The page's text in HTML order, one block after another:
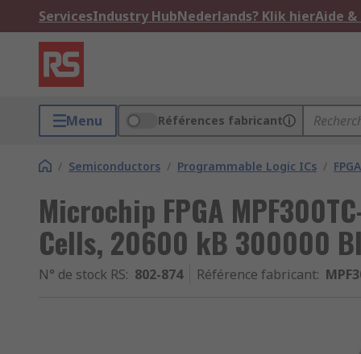
ServicesIndustry HubNederlands? Klik hierAide
Menu Références fabricant
/ Semiconductors / Programmable Logic ICs /
Microchip FPGA
Cells, 20600 kB 300000
N° de stock RS: 802-874 Référence fabricant: